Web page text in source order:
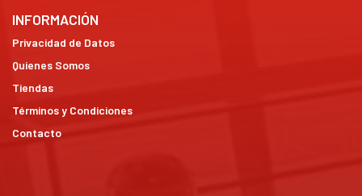
INFORMACIÓN
Privacidad de Datos
Quienes Somos
Tiendas
Términos y Condiciones
Contacto